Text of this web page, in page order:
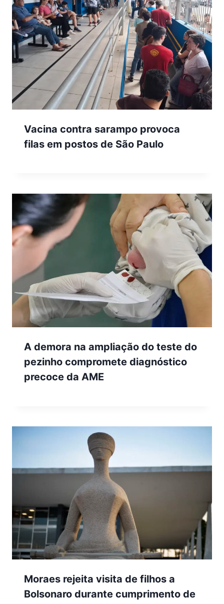
Vacina contra sarampo provoca
filas em postos de São Paulo
A demora na ampliação do teste do
pezinho compromete diagnóstico
precoce da AME
Moraes rejeita visita de filhos a
Bolsonaro durante cumprimento de